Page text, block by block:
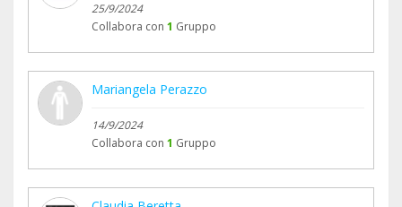
25/9/2024
Collabora con 1 Gruppo
Mariangela Perazzo
14/9/2024
Collabora con 1 Gruppo